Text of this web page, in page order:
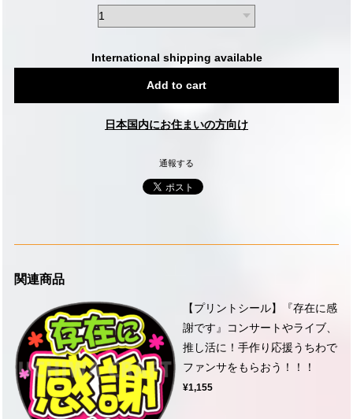
International shipping available
Add to cart
日本国内にお住まいの方向け
通報する
関連商品
【プリントシール】『存在に感
謝です』コンサートやライブ、
推し活に！手作り応援うちわで
ファンサをもらおう！！！
¥1,155